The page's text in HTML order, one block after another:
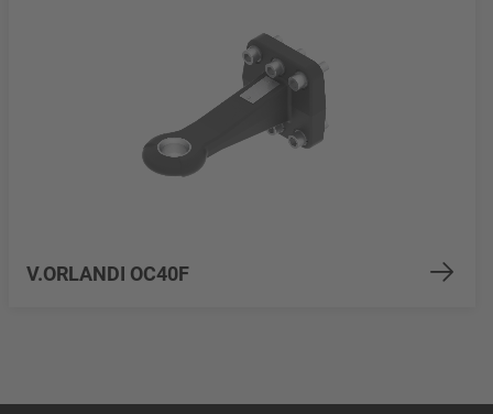
V.ORLANDI OC40F